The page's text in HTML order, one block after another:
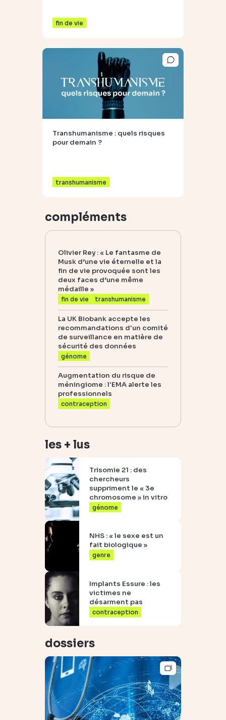
fin de vie
Transhumanisme : quels risques
pour demain ?
transhumanisme
compléments
Olivier Rey : « Le fantasme de
Musk d’une vie éternelle et la
fin de vie provoquée sont les
deux faces d’une même
médaille »
fin de vie transhumanisme
La UK Biobank accepte les
recommandations d'un comité
de surveillance en matière de
sécurité des données
génome
Augmentation du risque de
méningiome : l'EMA alerte les
professionnels
contraception
les + lus
Trisomie 21 : des
chercheurs
suppriment le « 3e
chromosome » in vitro
génome
NHS : « le sexe est un
fait biologique »
genre
Implants Essure : les
victimes ne
désarment pas
contraception
dossiers